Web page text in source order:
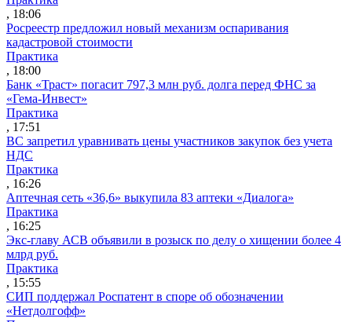
, 18:06
Росреестр предложил новый механизм оспаривания
кадастровой стоимости
Практика
, 18:00
Банк «Траст» погасит 797,3 млн руб. долга перед ФНС за
«Гема-Инвест»
Практика
, 17:51
ВС запретил уравнивать цены участников закупок без учета
НДС
Практика
, 16:26
Аптечная сеть «36,6» выкупила 83 аптеки «Диалога»
Практика
, 16:25
Экс-главу АСВ объявили в розыск по делу о хищении более 4
млрд руб.
Практика
, 15:55
СИП поддержал Роспатент в споре об обозначении
«Нетдолгофф»